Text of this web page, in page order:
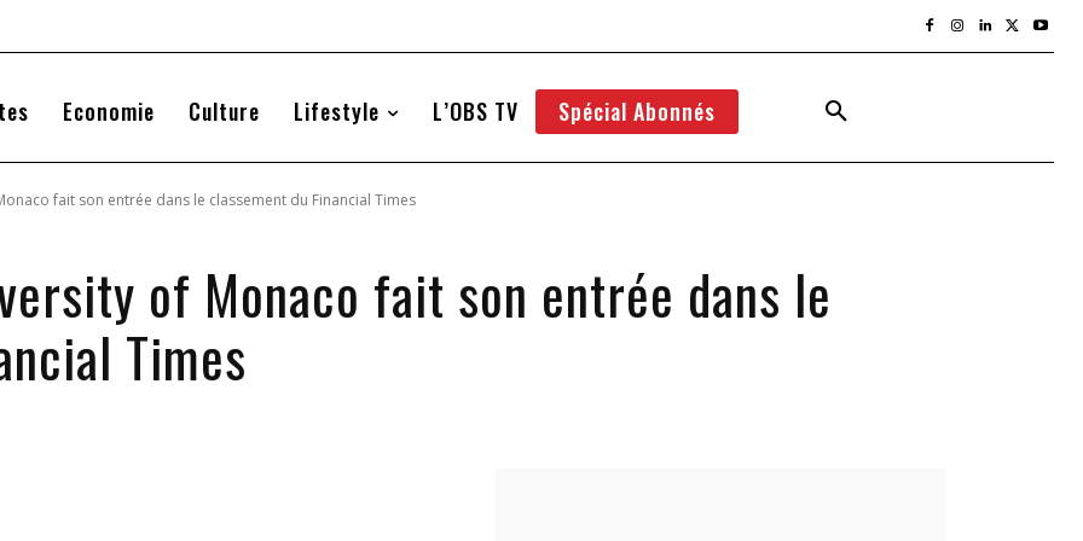
Economie Culture Lifestyle L’OBS TV Spécial Abonnés
fait son entrée dans le classement du Financial Times
of Monaco fait son entrée dans le
Times